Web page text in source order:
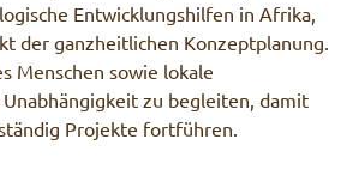
Entwicklungshilfen in Afrika,
der ganzheitlichen Konzeptplanung.
Menschen sowie lokale
zu begleiten, damit
Projekte fortführen.